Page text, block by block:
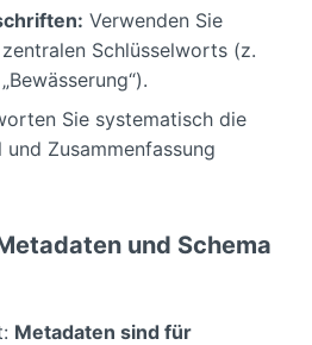
Verwenden Sie
Schlüsselworts (z.
Sie systematisch die
Zusammenfassung
und Schema
Metadaten sind für